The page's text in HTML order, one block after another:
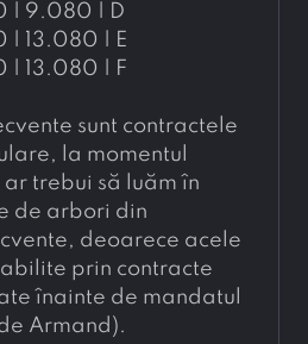
| 9.080 | D
| 13.080 | E
| 13.080 | F
sunt contractele
la momentul
trebui să luăm în
de arbori din
deoarece acele
prin contracte
înainte de mandatul
Armand).